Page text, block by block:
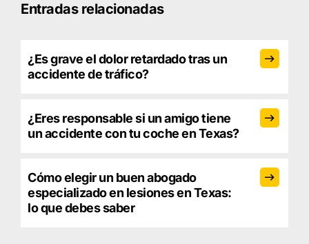
Entradas relacionadas
¿Es grave el dolor retardado tras un
accidente de tráfico?
¿Eres responsable si un amigo tiene
un accidente con tu coche en Texas?
Cómo elegir un buen abogado
especializado en lesiones en Texas:
lo que debes saber